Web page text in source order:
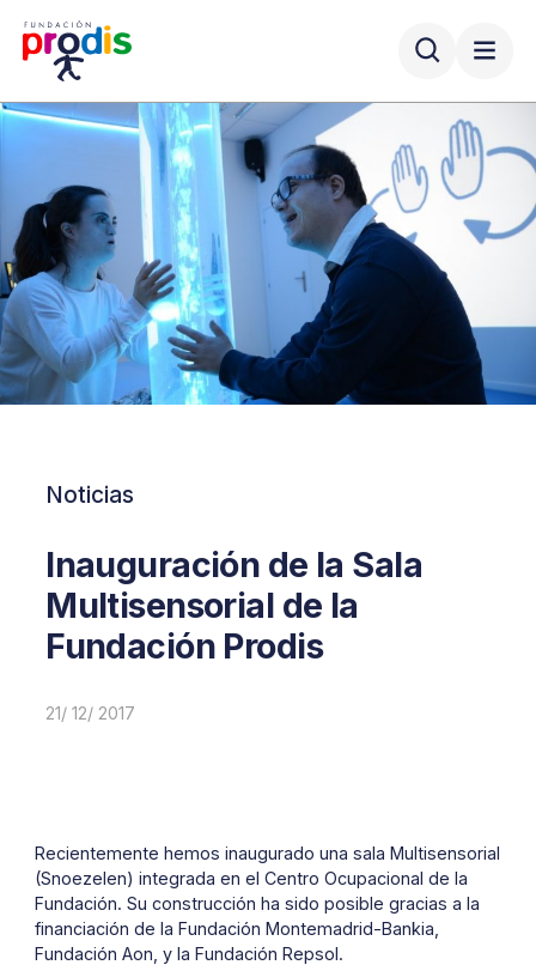
Noticias
Inauguración de la Sala
Multisensorial de la
Fundación Prodis
21/ 12/ 2017
Recientemente hemos inaugurado una sala Multisensorial
(Snoezelen) integrada en el Centro Ocupacional de la
Fundación. Su construcción ha sido posible gracias a la
financiación de la Fundación Montemadrid-Bankia,
Fundación Aon, y la Fundación Repsol.